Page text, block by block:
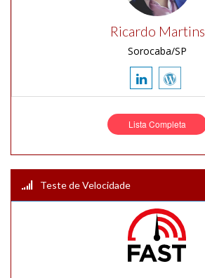
Ricardo Martins
Sorocaba/SP
Lista Completa
Teste de Velocidade